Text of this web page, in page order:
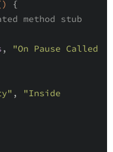
{
method stub
,
"On Pause Called
,
"Inside